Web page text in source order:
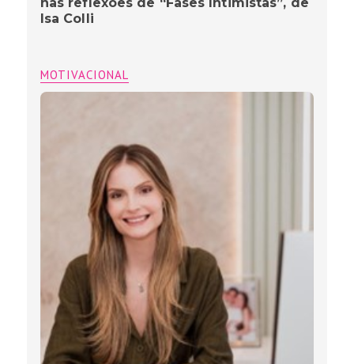
nas reflexões de “Fases Intimistas”, de
Isa Colli
MOTIVACIONAL